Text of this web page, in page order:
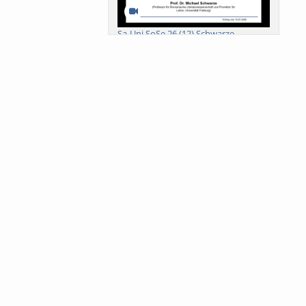
Sa-Uni SoSe 26 (12) Schwarze